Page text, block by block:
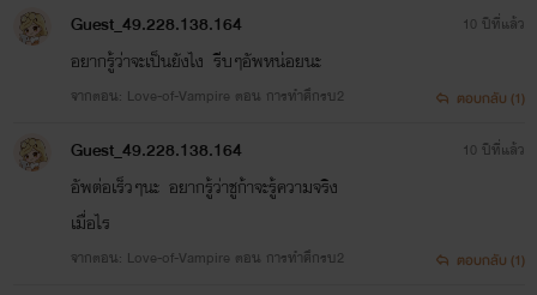
ก็มาเเกล้งไรท์อ่ะไรท์เลยต่อยกลับ
ใครมีไรสงสัยหรืออะไรก็ทัก
Guest_49.228.138.164
อยากรู้ว่าจะเป็นยังไง รีบๆอัพหน่อยนะ
จากตอน: Love-of-Vampire ตอน การทำศึกรบ2
10 ปีที่แล้ว
ตอบกลับ (1)
Guest_49.228.138.164
อัพต่อเร็วๆนะ อยากรู้ว่าชูก้าจะรู้ความจริง
เมื่อไร
จากตอน: Love-of-Vampire ตอน การทำศึกรบ2
10 ปีที่แล้ว
ตอบกลับ (1)